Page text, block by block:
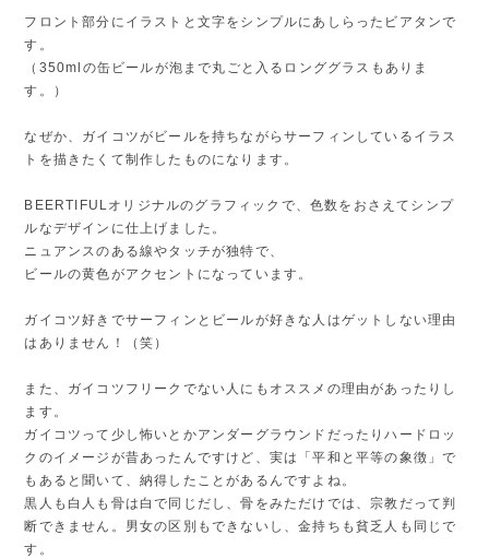
フロント部分にイラストと文字をシンプルにあしらったビアタンで
す。
（350mlの缶ビールが泡まで丸ごと入るロンググラスもありま
す。）
なぜか、ガイコツがビールを持ちながらサーフィンしているイラス
トを描きたくて制作したものになります。
BEERTIFULオリジナルのグラフィックで、色数をおさえてシンプ
ルなデザインに仕上げました。
ニュアンスのある線やタッチが独特で、
ビールの黄色がアクセントになっています。
ガイコツ好きでサーフィンとビールが好きな人はゲットしない理由
はありません！（笑）
また、ガイコツフリークでない人にもオススメの理由があったりし
ます。
ガイコツって少し怖いとかアンダーグラウンドだったりハードロッ
クのイメージが昔あったんですけど、実は「平和と平等の象徴」で
もあると聞いて、納得したことがあるんですよね。
黒人も白人も骨は白で同じだし、骨をみただけでは、宗教だって判
断できません。男女の区別もできないし、金持ちも貧乏人も同じで
す。